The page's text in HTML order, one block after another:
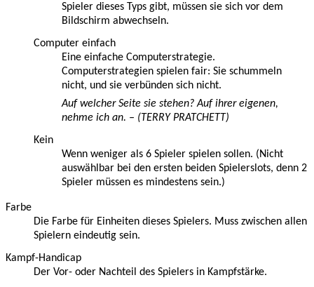
Spieler dieses Typs gibt, müssen sie sich vor dem
Bildschirm abwechseln.
Computer einfach
Eine einfache Computerstrategie.
Computerstrategien spielen fair: Sie schummeln
nicht, und sie verbünden sich nicht.
Auf welcher Seite sie stehen? Auf ihrer eigenen,
nehme ich an. – (TERRY PRATCHETT)
Kein
Wenn weniger als 6 Spieler spielen sollen. (Nicht
auswählbar bei den ersten beiden Spielerslots, denn 2
Spieler müssen es mindestens sein.)
Farbe
Die Farbe für Einheiten dieses Spielers. Muss zwischen allen
Spielern eindeutig sein.
Kampf-Handicap
Der Vor- oder Nachteil des Spielers in Kampfstärke.